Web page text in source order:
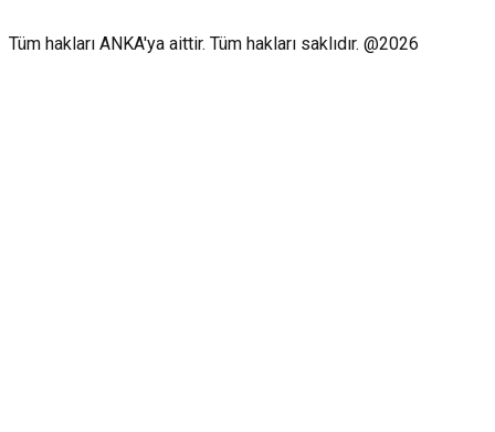
Tüm hakları ANKA'ya aittir. Tüm hakları saklıdır. @2026